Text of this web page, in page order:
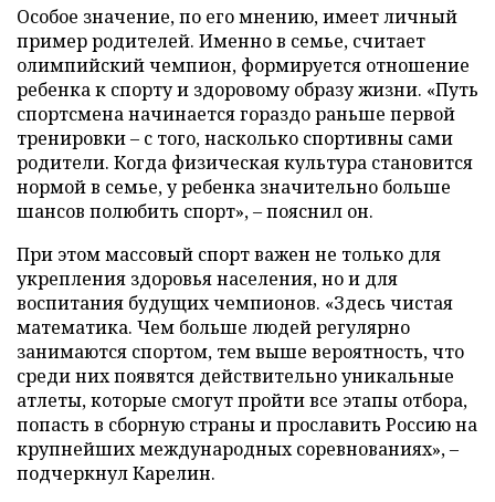
Особое значение, по его мнению, имеет личный
пример родителей. Именно в семье, считает
олимпийский чемпион, формируется отношение
ребенка к спорту и здоровому образу жизни. «Путь
спортсмена начинается гораздо раньше первой
тренировки – с того, насколько спортивны сами
родители. Когда физическая культура становится
нормой в семье, у ребенка значительно больше
шансов полюбить спорт», – пояснил он.
При этом массовый спорт важен не только для
укрепления здоровья населения, но и для
воспитания будущих чемпионов. «Здесь чистая
математика. Чем больше людей регулярно
занимаются спортом, тем выше вероятность, что
среди них появятся действительно уникальные
атлеты, которые смогут пройти все этапы отбора,
попасть в сборную страны и прославить Россию на
крупнейших международных соревнованиях», –
подчеркнул Карелин.